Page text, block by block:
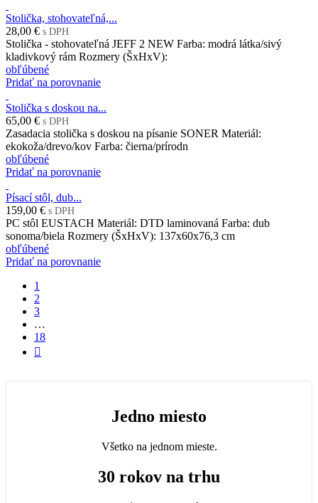
Stolička, stohovateľná,...
28,00 € s DPH
Stolička - stohovateľná JEFF 2 NEW Farba: modrá látka/sivý
kladivkový rám Rozmery (ŠxHxV):
obľúbené
Pridať na porovnanie
Stolička s doskou na...
65,00 € s DPH
Zasadacia stolička s doskou na písanie SONER Materiál:
ekokoža/drevo/kov Farba: čierna/prírodn
obľúbené
Pridať na porovnanie
Písací stôl, dub...
159,00 € s DPH
PC stôl EUSTACH Materiál: DTD laminovaná Farba: dub
sonoma/biela Rozmery (ŠxHxV): 137x60x76,3 cm
obľúbené
Pridať na porovnanie
1
2
3
…
18

Jedno miesto
Všetko na jednom mieste.
30 rokov na trhu